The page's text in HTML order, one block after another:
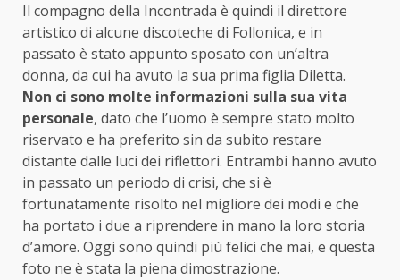
Il compagno della Incontrada è quindi il direttore
artistico di alcune discoteche di Follonica, e in
passato è stato appunto sposato con un’altra
donna, da cui ha avuto la sua prima figlia Diletta.
Non ci sono molte informazioni sulla sua vita
personale, dato che l’uomo è sempre stato molto
riservato e ha preferito sin da subito restare
distante dalle luci dei riflettori. Entrambi hanno avuto
in passato un periodo di crisi, che si è
fortunatamente risolto nel migliore dei modi e che
ha portato i due a riprendere in mano la loro storia
d’amore. Oggi sono quindi più felici che mai, e questa
foto ne è stata la piena dimostrazione.